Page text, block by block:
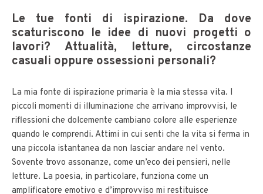
Le tue fonti di ispirazione. Da dove
scaturiscono le idee di nuovi progetti o
lavori? Attualità, letture, circostanze
casuali oppure ossessioni personali?
La mia fonte di ispirazione primaria è la mia stessa vita. I
piccoli momenti di illuminazione che arrivano improvvisi, le
riflessioni che dolcemente cambiano colore alle esperienze
quando le comprendi. Attimi in cui senti che la vita si ferma in
una piccola istantanea da non lasciar andare nel vento.
Sovente trovo assonanze, come un’eco dei pensieri, nelle
letture. La poesia, in particolare, funziona come un
amplificatore emotivo e d’improvviso mi restituisce